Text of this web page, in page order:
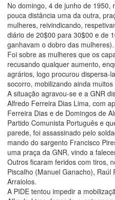
No domingo, 4 de junho de 1950,
pouca distância uma da outra,
mulheres, reivindicando,
diário de 20$00 para 30$00 e de
ganhavam o dobro das mulheres).
Foi sobre as mulheres que os
recusando qualquer aumento,
agrários, logo procurou dispersa-
socorro, mobilizando ainda
A situação agravou-se e a GNR
Alfredo Ferreira Dias Lima, com
Ferreira Dias e de Domingos de
Partido Comunista Português e
parede, foi assassinado pelo
mando do sargento Francisco
uma praça da GNR, vindo a
Outros ficaram feridos com tiros,
Piscalho (Manuel Ganacho), Raúl
Arraiolos.
A PIDE tentou impedir a